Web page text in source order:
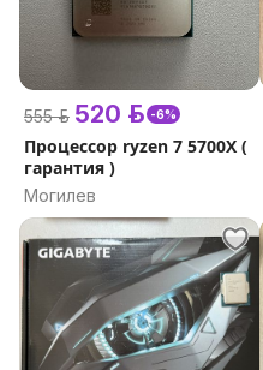
555 р. 520 р. -6%
Процессор ryzen 7 5700X (
гарантия )
Могилев